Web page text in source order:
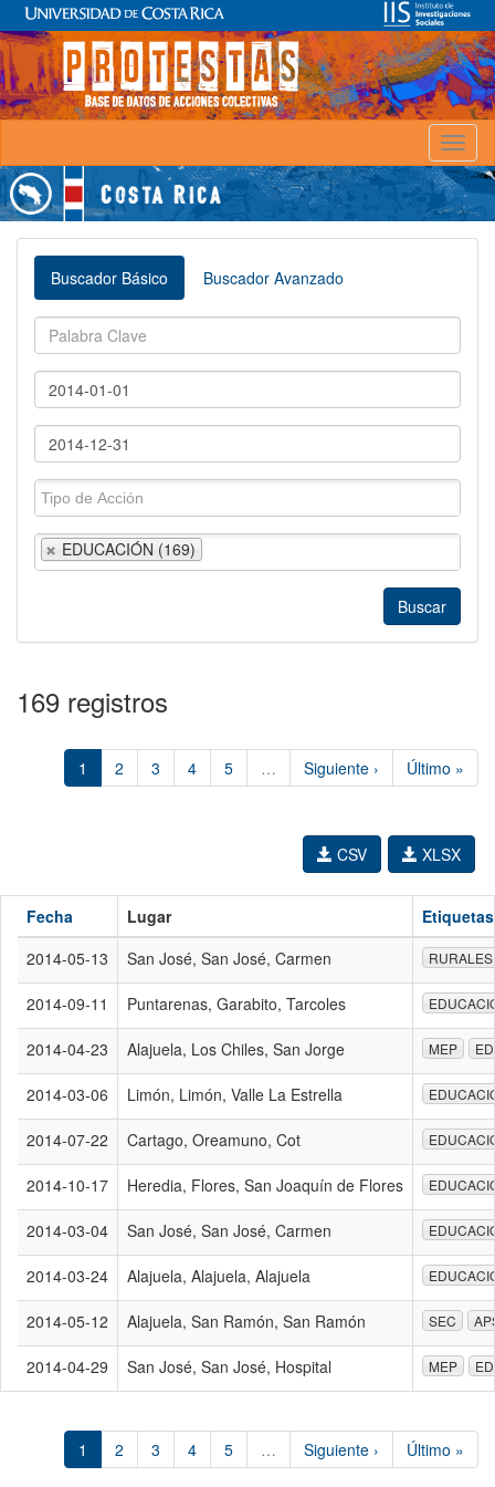
Buscador Básico Buscador Avanzado
EDUCACIÓN (169)
169 registros
1 2 3 4 5 … Siguiente › Último »
XLSX
CSV
Fecha Lugar
Etiquetas
2014-05-13
San José, San José, Carmen RURALES
2014-09-11 Puntarenas, Garabito, Tarcoles
2014-04-23 Alajuela, Los Chiles, San Jorge MEP
2014-03-06 Limón, Limón, Valle La Estrella
2014-07-22 Cartago, Oreamuno, Cot
2014-10-17 Heredia, Flores, San Joaquín de Flores
2014-03-04 San José, San José, Carmen
2014-03-24 Alajuela, Alajuela, Alajuela
2014-05-12 Alajuela, San Ramón, San Ramón SEC
2014-04-29 San José, San José, Hospital MEP
1 2 3 4 5 … Siguiente › Último »